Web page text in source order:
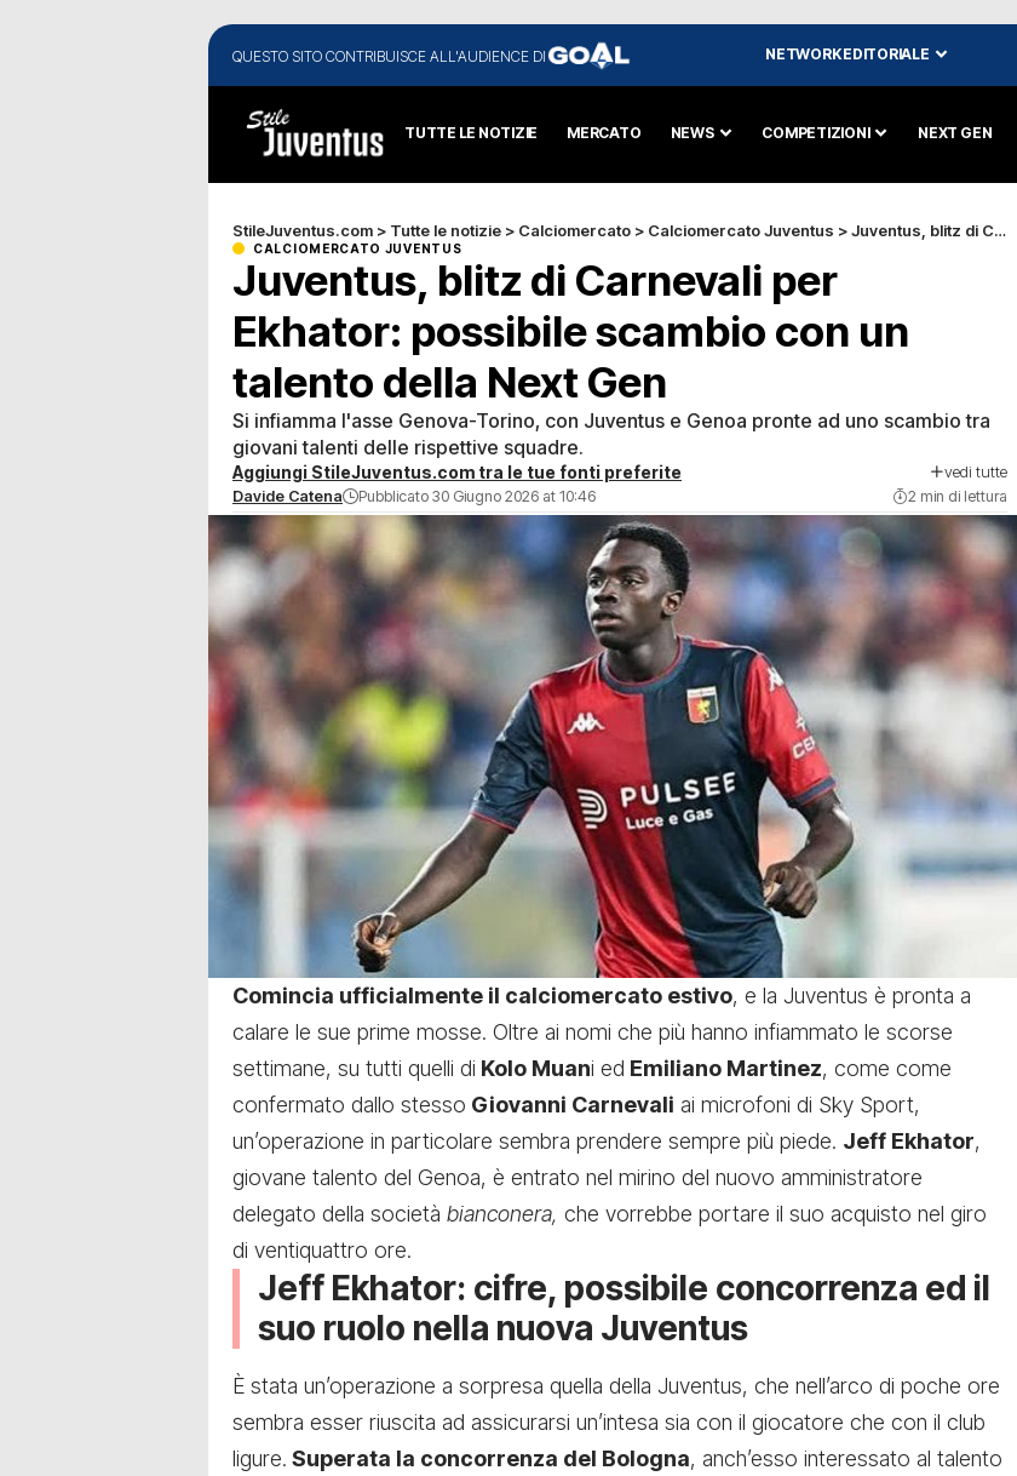
QUESTO SITO CONTRIBUISCE ALL'AUDIENCE DI NETWORK EDITORIALE
TUTTE LE NOTIZIE MERCATO NEWS COMPETIZIONI NEXT GEN
StileJuventus.com > Tutte le notizie > Calciomercato > Calciomercato Juventus >Juventus, blitz di Carnevali per Ekhator: possibile scambio con un talento della Next Gen
CALCIOMERCATO JUVENTUS
Juventus, blitz di Carnevali per
Ekhator: possibile scambio con un
talento della Next Gen
Si infiamma l'asse Genova-Torino, con Juventus e Genoa pronte ad uno scambio tra
giovani talenti delle rispettive squadre.
Aggiungi StileJuventus.com tra le tue fonti preferite vedi tutte
Davide Catena Pubblicato 30 Giugno 2026 at 10:46 2 min di lettura
Comincia ufficialmente il calciomercato estivo, e la Juventus è pronta a
calare le sue prime mosse. Oltre ai nomi che più hanno infiammato le scorse
settimane, su tutti quelli di Kolo Muani ed Emiliano Martinez, come come
confermato dallo stesso Giovanni Carnevali ai microfoni di Sky Sport,
un’operazione in particolare sembra prendere sempre più piede. Jeff Ekhator,
giovane talento del Genoa, è entrato nel mirino del nuovo amministratore
delegato della società bianconera, che vorrebbe portare il suo acquisto nel giro
di ventiquattro ore.
Jeff Ekhator: cifre, possibile concorrenza ed il
suo ruolo nella nuova Juventus
È stata un’operazione a sorpresa quella della Juventus, che nell’arco di poche ore
sembra esser riuscita ad assicurarsi un’intesa sia con il giocatore che con il club
ligure. Superata la concorrenza del Bologna, anch’esso interessato al talento